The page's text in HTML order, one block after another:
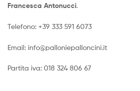
Francesca Antonucci.
Telefono: +39 333 591 6073
Email: info@palloniepalloncini.it
Partita iva: 018 324 806 67